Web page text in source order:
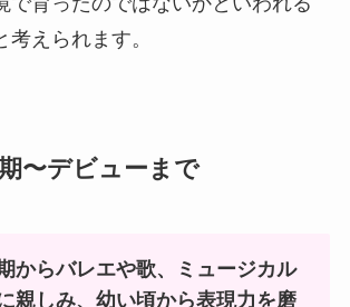
えられます。
〜デビューまで
からバレエや歌、ミュージカル
親しみ、幼い頃から表現力を磨